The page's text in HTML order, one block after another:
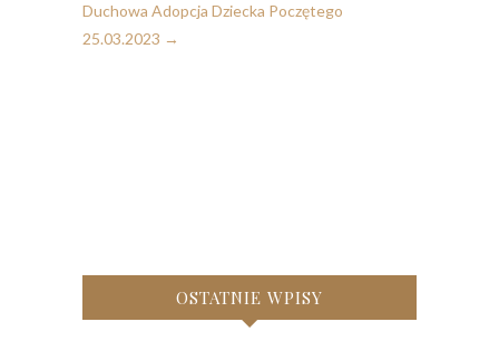
Duchowa Adopcja Dziecka Poczętego
25.03.2023 →
OSTATNIE WPISY